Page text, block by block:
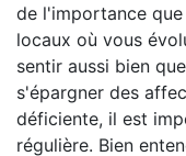
de l'importance
locaux où vous
sentir aussi bien
s'épargner des
déficiente, il est
régulière. Bien